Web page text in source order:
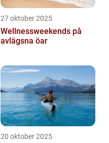
27 oktober 2025
Wellnessweekends på
avlägsna öar
20 oktober 2025